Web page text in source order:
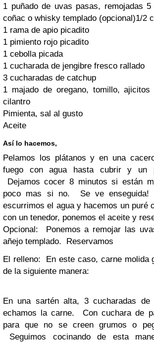
1 puñado de uvas pasas, remojadas
coñac o whisky templado (opcional)1/2
1 rama de apio picadito
1 pimiento rojo picadito
1 cebolla picada
1 cucharada de jengibre fresco rallado
3 cucharadas de catchup
1 majado de oregano, tomillo,
cilantro
Pimienta, sal al gusto
Aceite
Así lo hacemos,
Pelamos los plátanos y en una
fuego con agua hasta cubrir y un
Dejamos cocer 8 minutos si están
poco mas si no. Se ve enseguida!
escurrimos el agua y hacemos un puré
con un tenedor, ponemos el aceite y
Opcional: Ponemos a remojar las
añejo templado. Reservamos
El relleno: En este caso, carne molida
de la siguiente manera:
En una sartén alta, 3 cucharadas de
echamos la carne. Con cuchara de
para que no se creen grumos o
Seguimos cocinando de esta